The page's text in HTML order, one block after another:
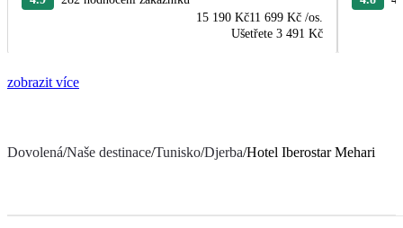
15 190 Kč11 699 Kč /os.
Ušetřete 3 491 Kč
zobrazit více
Dovolená/Naše destinace/Tunisko/Djerba/Hotel Iberostar Mehari